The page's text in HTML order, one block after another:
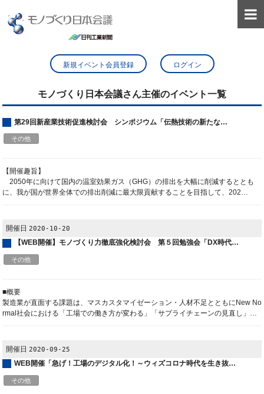

新規イベント会員登録 ログイン
モノづくり日本会議さん主催のイベント一覧
第29回新産業技術促進検討会 シンポジウム「伝熱技術の新たな…
その他
【開催趣旨】
2050年に向けて国内の温室効果ガス（GHG）の排出を大幅に削減するととも
に、我が国が世界全体での排出削減に最大限貢献することを目指して、202…
開催日 2020-10-20
【WEB開催】モノづくり力徹底強化検討会 第５回勉強会「DX時代…
その他
■概要
製造業が直面する課題は、マスカスタマイゼーション・人材不足とともにNew No
rmal社会における「工場での働き方が変わる」「サプライチェーンの見直し」…
開催日 2020-09-25
WEB開催「急げ！工場のデジタル化！～ウィズコロナ時代を生き抜…
その他